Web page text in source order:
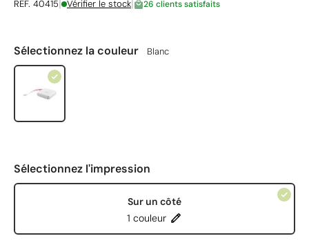
REF. 40415| Vérifier le stock| 26 clients satisfaits
Sélectionnez la couleur Blanc
Sélectionnez l'impression
Sur un côté
1 couleur